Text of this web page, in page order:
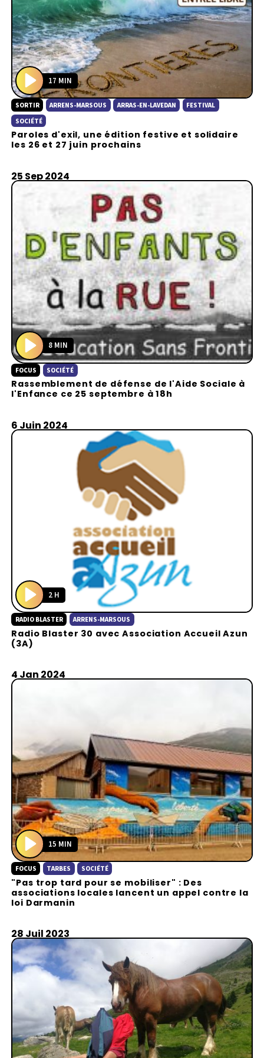
P
l
a
y
17 MIN
SORTIR ARRENS-MARSOUS ARRAS-EN-LAVEDAN
FESTIVAL
SOCIÉTÉ
Paroles d'exil, une édition festive et solidaire
les 26 et 27 juin prochains
25 Sep 2024
P
l
a
8 MIN
FOCUS SOCIÉTÉ
Rassemblement de défense de l'Aide Sociale à
l'Enfance ce 25 septembre à 18h
6 Juin 2024
P
l
a
y
2 H
RADIO BLASTER ARRENS-MARSOUS
Radio Blaster 30 avec Association Accueil Azun
(3A)
4 Jan 2024
P
l
a
y
15 MIN
FOCUS TARBES SOCIÉTÉ
"Pas trop tard pour se mobiliser" : Des
associations locales lancent un appel contre la
loi Darmanin
28 Juil 2023